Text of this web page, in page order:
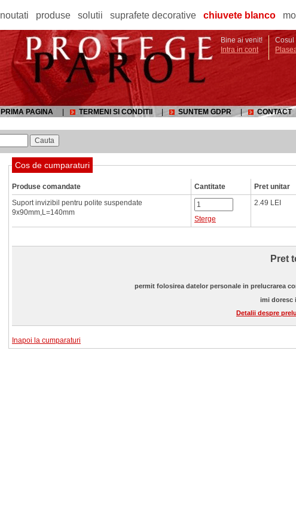
noutati produse solutii suprafete decorative chiuvete blanco
Bine ai venit!
Intra in cont
Cosul
PRIMA PAGINA TERMENI SI CONDITII SUNTEM GDPR CONTACT
Cos de cumparaturi
Produse comandate Cantitate Pret unitar
Suport invizibil pentru polite suspendate
9x90mm,L=140mm
Sterge
2.49 LEI
Pret
permit folosirea datelor personale in prelucrarea
imi doresc
Detalii despre
Inapoi la cumparaturi